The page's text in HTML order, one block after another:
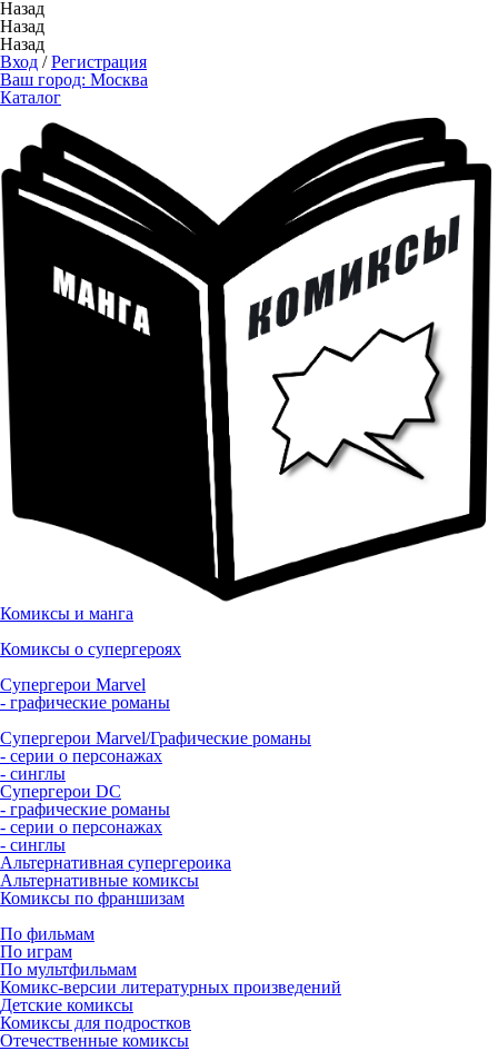
Назад
Назад
Назад
Вход /Регистрация
Ваш город: Москва
Каталог
Комиксы и манга
Комиксы о супергероях
Супергерои Marvel
- графические романы
Супергерои Marvel/Графические романы
- серии о персонажах
- синглы
Супергерои DC
- графические романы
- серии о персонажах
- синглы
Альтернативная супергероика
Альтернативные комиксы
Комиксы по франшизам
По фильмам
По играм
По мультфильмам
Комикс-версии литературных произведений
Детские комиксы
Комиксы для подростков
Отечественные комиксы